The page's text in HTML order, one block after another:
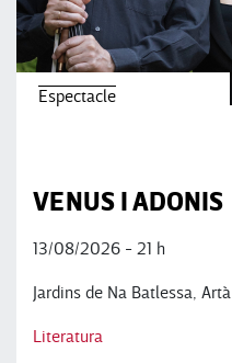
Espectacle
VENUS I ADONIS
13/08/2026 - 21 h
Jardins de Na Batlessa, Artà
Literatura